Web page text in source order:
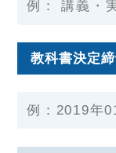
教科書決定締